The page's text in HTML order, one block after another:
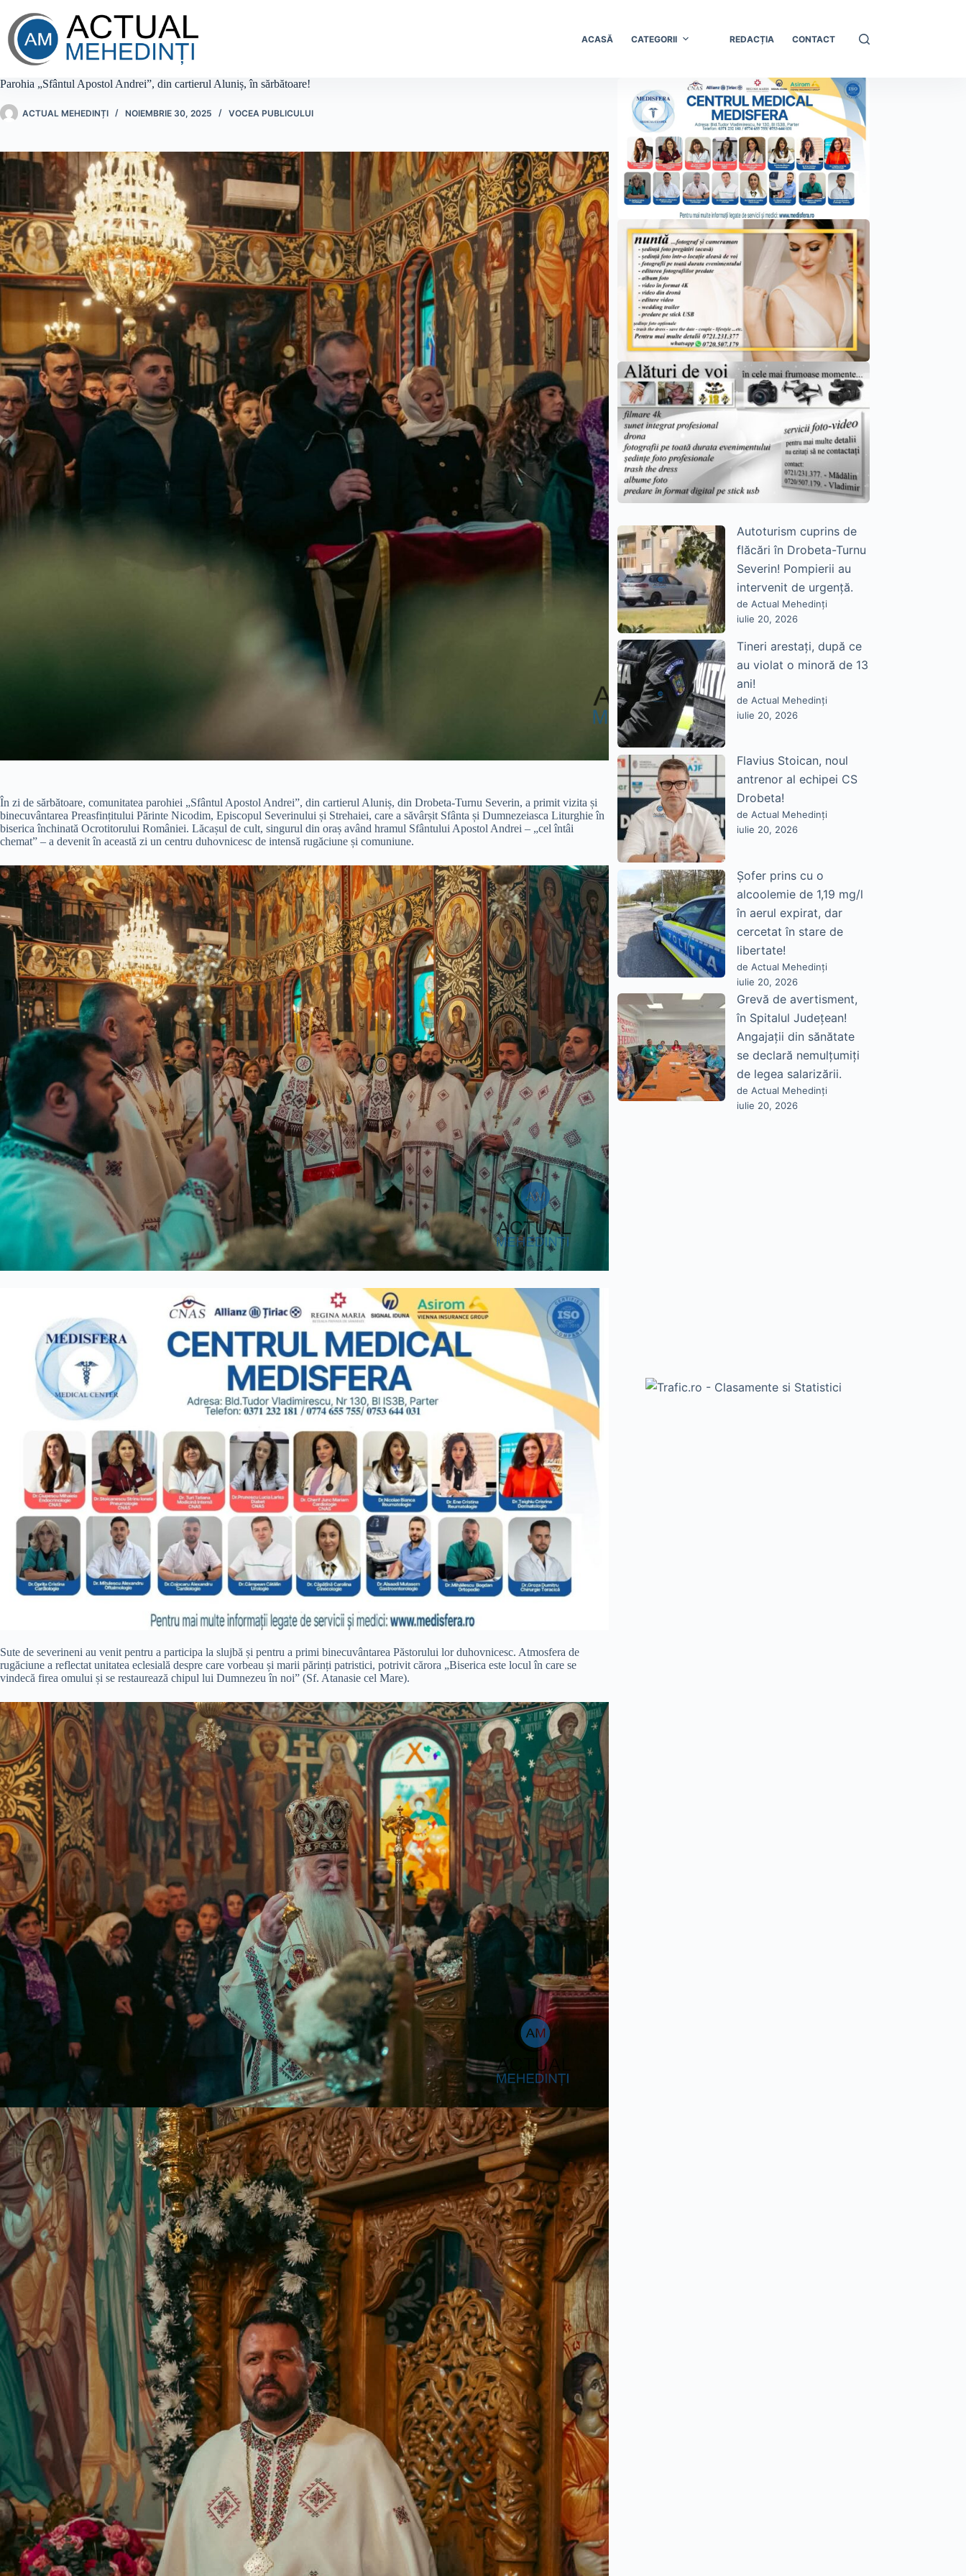
conținut
ACASĂ CATEGORII REDACȚIA CONTACT
Parohia „Sfântul Apostol Andrei”, din cartierul Aluniș, în sărbătoare!
ACTUAL MEHEDINȚI NOIEMBRIE 30, 2025 VOCEA PUBLICULUI
În zi de sărbătoare, comunitatea parohiei „Sfântul Apostol Andrei”, din cartierul Aluniș, din Drobeta-Turnu Severin, a primit vizita și
binecuvântarea Preasfințitului Părinte Nicodim, Episcopul Severinului și Strehaiei, care a săvârșit Sfânta și Dumnezeiasca Liturghie în
biserica închinată Ocrotitorului României. Lăcașul de cult, singurul din oraș având hramul Sfântului Apostol Andrei – „cel întâi
chemat” – a devenit în această zi un centru duhovnicesc de intensă rugăciune și comuniune.
Sute de severineni au venit pentru a participa la slujbă și pentru a primi binecuvântarea Păstorului lor duhovnicesc. Atmosfera de
rugăciune a reflectat unitatea eclesială despre care vorbeau și marii părinți patristici, potrivit cărora „Biserica este locul în care se
vindecă firea omului și se restaurează chipul lui Dumnezeu în noi” (Sf. Atanasie cel Mare).
Autoturism cuprins de
flăcări în Drobeta-Turnu
Severin! Pompierii au
intervenit de urgență.
de Actual Mehedinți
iulie 20, 2026
Tineri arestați, după ce
au violat o minoră de 13
ani!
de Actual Mehedinți
iulie 20, 2026
Flavius Stoican, noul
antrenor al echipei CS
Drobeta!
de Actual Mehedinți
iulie 20, 2026
Șofer prins cu o
alcoolemie de 1,19 mg/l
în aerul expirat, dar
cercetat în stare de
libertate!
de Actual Mehedinți
iulie 20, 2026
Grevă de avertisment,
în Spitalul Județean!
Angajații din sănătate
se declară nemulțumiți
de legea salarizării.
de Actual Mehedinți
iulie 20, 2026